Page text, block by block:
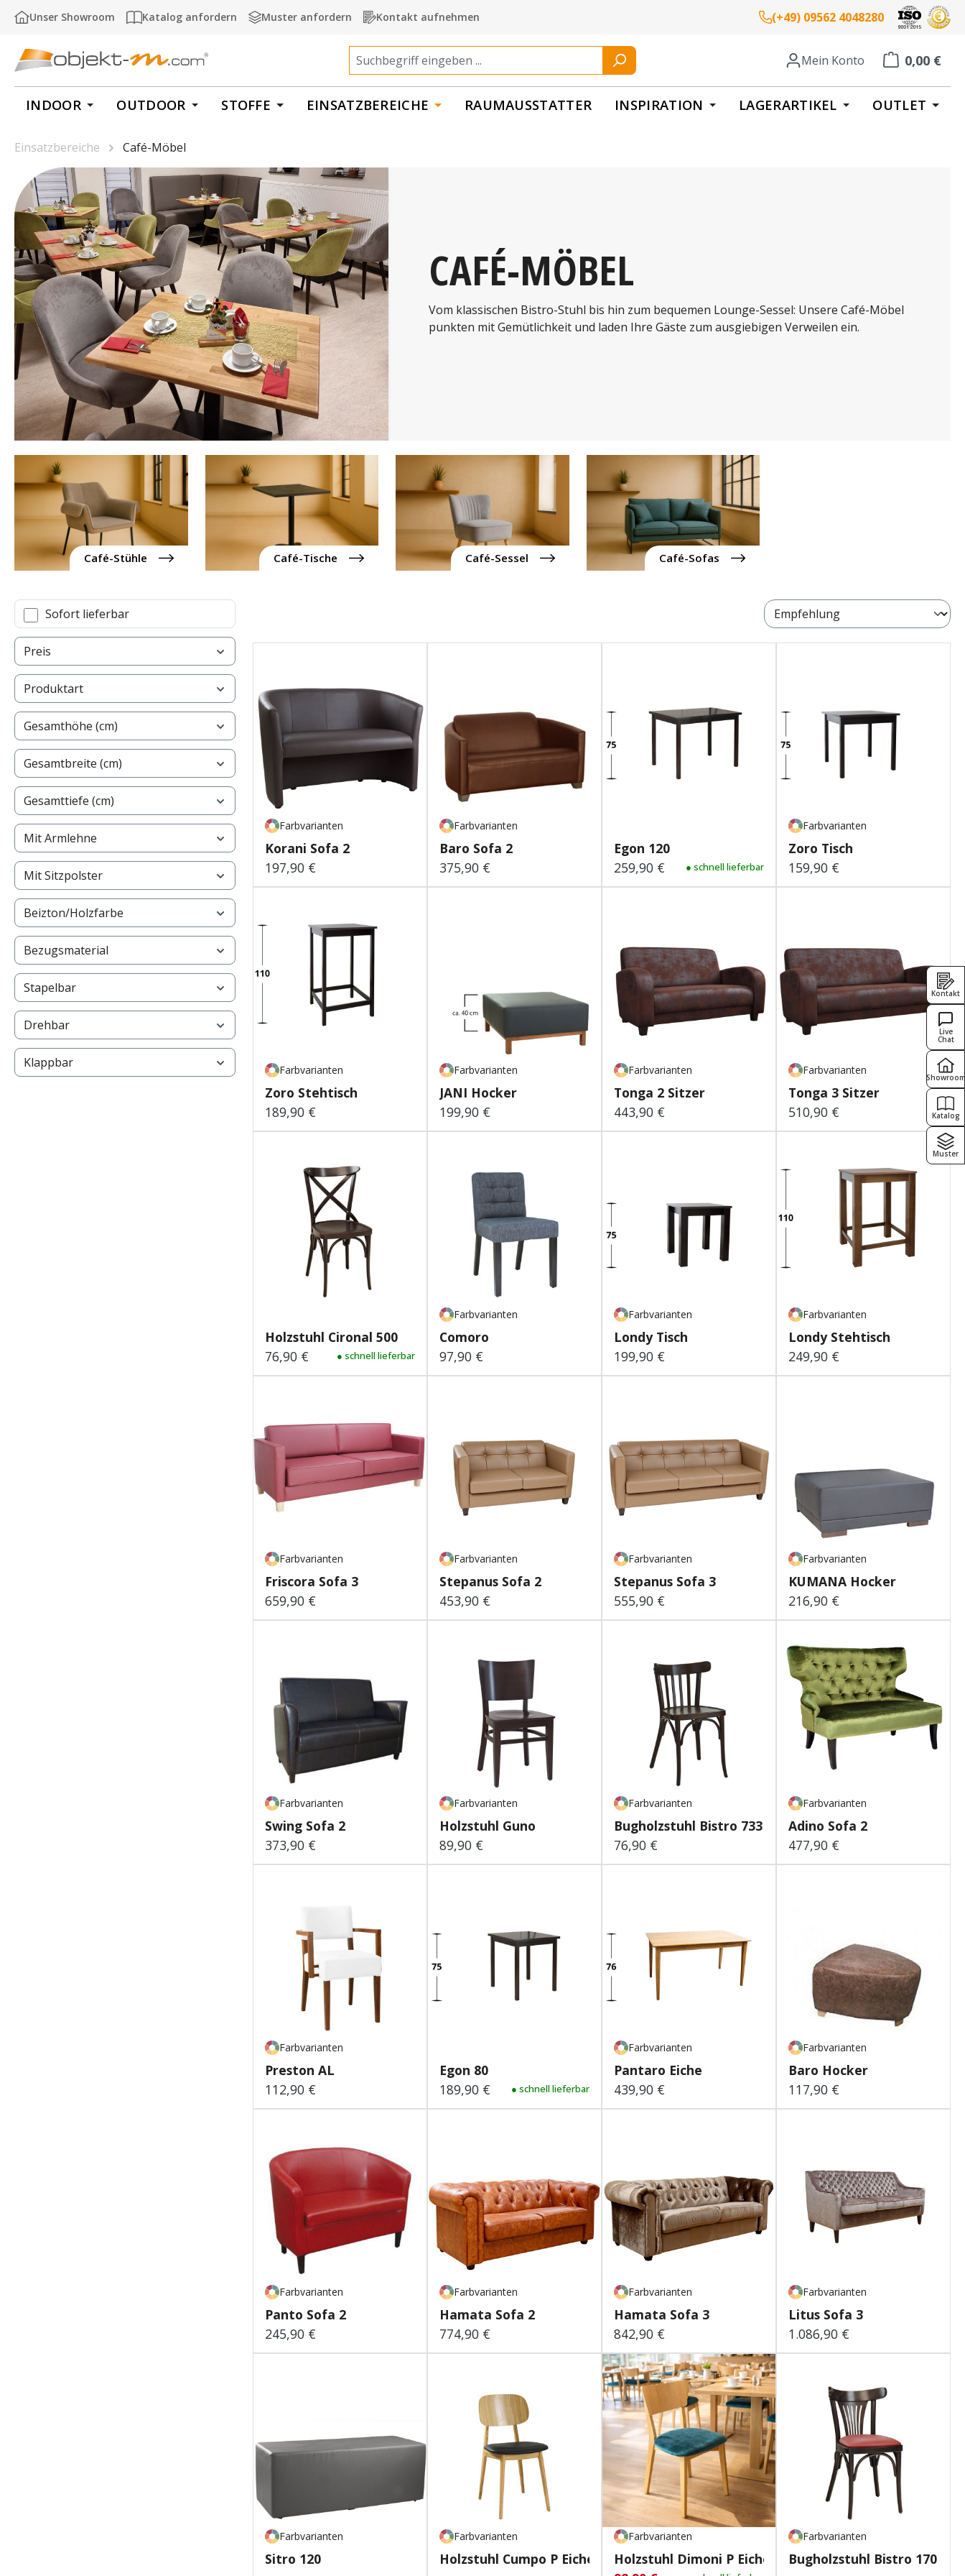
Hauptinhalt springen
Zur Suche springen
Zur Hauptnavigation springen
Unser Showroom Katalog anfordern Muster anfordern Kontakt aufnehmen (+49) 09562 4048280
Mein Konto 0,00 €
Warenkorb
INDOOR OUTDOOR STOFFE EINSATZBEREICHE RAUMAUSSTATTER INSPIRATION LAGERARTIKEL OUTLET
Einsatzbereiche Café-Möbel
CAFÉ-MÖBEL
Vom klassischen Bistro-Stuhl bis hin zum bequemen Lounge-Sessel: Unsere Café-Möbel
punkten mit Gemütlichkeit und laden Ihre Gäste zum ausgiebigen Verweilen ein.
Café-Stühle Café-Tische Café-Sessel Café-Sofas
Sofort lieferbar
Preis
Produktart
Gesamthöhe (cm)
Gesamtbreite (cm)
Gesamttiefe (cm)
Mit Armlehne
Mit Sitzpolster
Beizton/Holzfarbe
Bezugsmaterial
Stapelbar
Drehbar
Klappbar
Farbvarianten
Korani Sofa 2
Regulärer Preis:
197,90 €
Farbvarianten
Baro Sofa 2
Regulärer Preis:
375,90 €
Egon 120
Regulärer Preis:
259,90 € ● schnell lieferbar
Farbvarianten
Zoro Tisch
Regulärer Preis:
159,90 €
Farbvarianten
Zoro Stehtisch
Regulärer Preis:
189,90 €
Farbvarianten
JANI Hocker
Regulärer Preis:
199,90 €
Farbvarianten
Tonga 2 Sitzer
Regulärer Preis:
443,90 €
Farbvarianten
Tonga 3 Sitzer
Regulärer Preis:
510,90 €
Holzstuhl Cironal 500
Regulärer Preis:
76,90 € ● schnell lieferbar
Farbvarianten
Comoro
Regulärer Preis:
97,90 €
Farbvarianten
Londy Tisch
Regulärer Preis:
199,90 €
Farbvarianten
Londy Stehtisch
Regulärer Preis:
249,90 €
Farbvarianten
Friscora Sofa 3
Regulärer Preis:
659,90 €
Farbvarianten
Stepanus Sofa 2
Regulärer Preis:
453,90 €
Farbvarianten
Stepanus Sofa 3
Regulärer Preis:
555,90 €
Farbvarianten
KUMANA Hocker
Regulärer Preis:
216,90 €
Farbvarianten
Swing Sofa 2
Regulärer Preis:
373,90 €
Farbvarianten
Holzstuhl Guno
Regulärer Preis:
89,90 €
Farbvarianten
Bugholzstuhl Bistro 733
Regulärer Preis:
76,90 €
Farbvarianten
Adino Sofa 2
Regulärer Preis:
477,90 €
Farbvarianten
Preston AL
Regulärer Preis:
112,90 €
Egon 80
Regulärer Preis:
189,90 € ● schnell lieferbar
Farbvarianten
Pantaro Eiche
Regulärer Preis:
439,90 €
Farbvarianten
Baro Hocker
Regulärer Preis:
117,90 €
Farbvarianten
Panto Sofa 2
Regulärer Preis:
245,90 €
Farbvarianten
Hamata Sofa 2
Regulärer Preis:
774,90 €
Farbvarianten
Hamata Sofa 3
Regulärer Preis:
842,90 €
Farbvarianten
Litus Sofa 3
Regulärer Preis:
1.086,90 €
Farbvarianten
Sitro 120
Farbvarianten
Holzstuhl Cumpo P Eiche
Farbvarianten
Holzstuhl Dimoni P Eiche
Farbvarianten
Bugholzstuhl Bistro 170 P
Kontakt
Live
Chat
Showroom
Katalog
Muster